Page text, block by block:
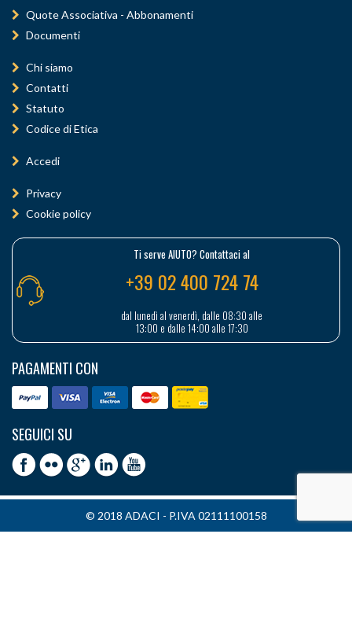
Quote Associativa - Abbonamenti
Documenti
Chi siamo
Contatti
Statuto
Codice di Etica
Accedi
Privacy
Cookie policy
Ti serve AIUTO? Contattaci al
+39 02 400 724 74
dal lunedì al venerdì, dalle 08:30 alle
13:00 e dalle 14:00 alle 17:30
PAGAMENTI CON
SEGUICI SU
© 2018 ADACI - P.IVA 02111100158